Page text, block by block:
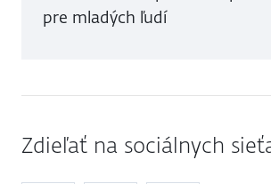
pre mladých ľudí
Zdieľať na sociálnych